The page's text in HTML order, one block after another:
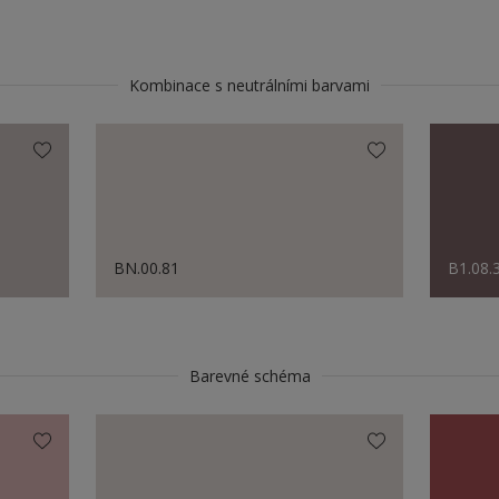
Kombinace s neutrálními barvami
BN.00.81
Barevné schéma